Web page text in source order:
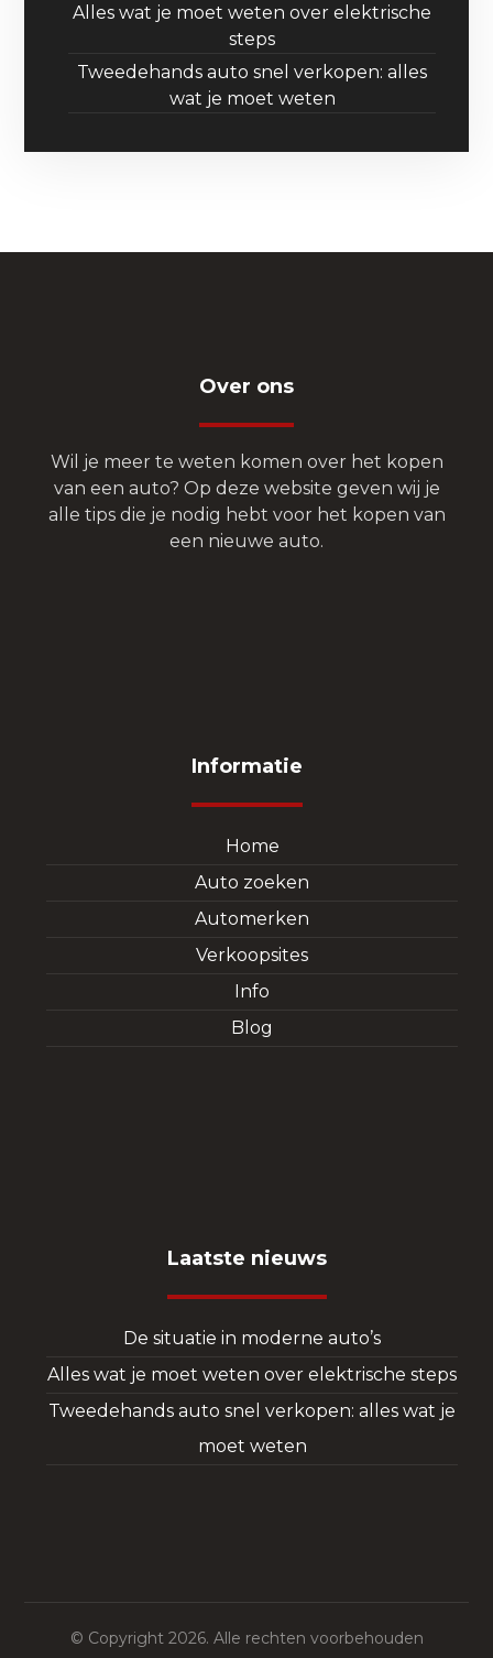
Alles wat je moet weten over elektrische
steps
Tweedehands auto snel verkopen: alles
wat je moet weten
Over ons
Wil je meer te weten komen over het kopen
van een auto? Op deze website geven wij je
alle tips die je nodig hebt voor het kopen van
een nieuwe auto.
Informatie
Home
Auto zoeken
Automerken
Verkoopsites
Info
Blog
Laatste nieuws
De situatie in moderne auto’s
Alles wat je moet weten over elektrische steps
Tweedehands auto snel verkopen: alles wat je
moet weten
© Copyright 2026. Alle rechten voorbehouden